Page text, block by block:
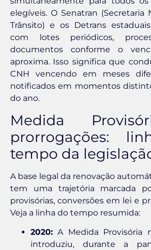
elegíveis. O Senatran (Secretaria
Trânsito) e os Detrans
com lotes periódicos,
documentos conforme o
aproxima. Isso significa que
CNH vencendo em meses
notificados em momentos
do ano.
Medida
prorrogações:
tempo da
A base legal da renovação
tem uma trajetória marcada
provisórias, conversões em lei e
Veja a linha do tempo resumida:
2020: A Medida Provisória
introduziu, durante a